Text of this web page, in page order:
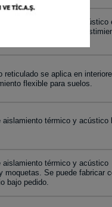
aislamiento térmico y acústico
puede fabricar con
reticulado se aplica en
flexible para suelos.
aislamiento térmico y acústico
aislamiento térmico y acústico
moquetas. Se puede fabricar
bajo pedido.